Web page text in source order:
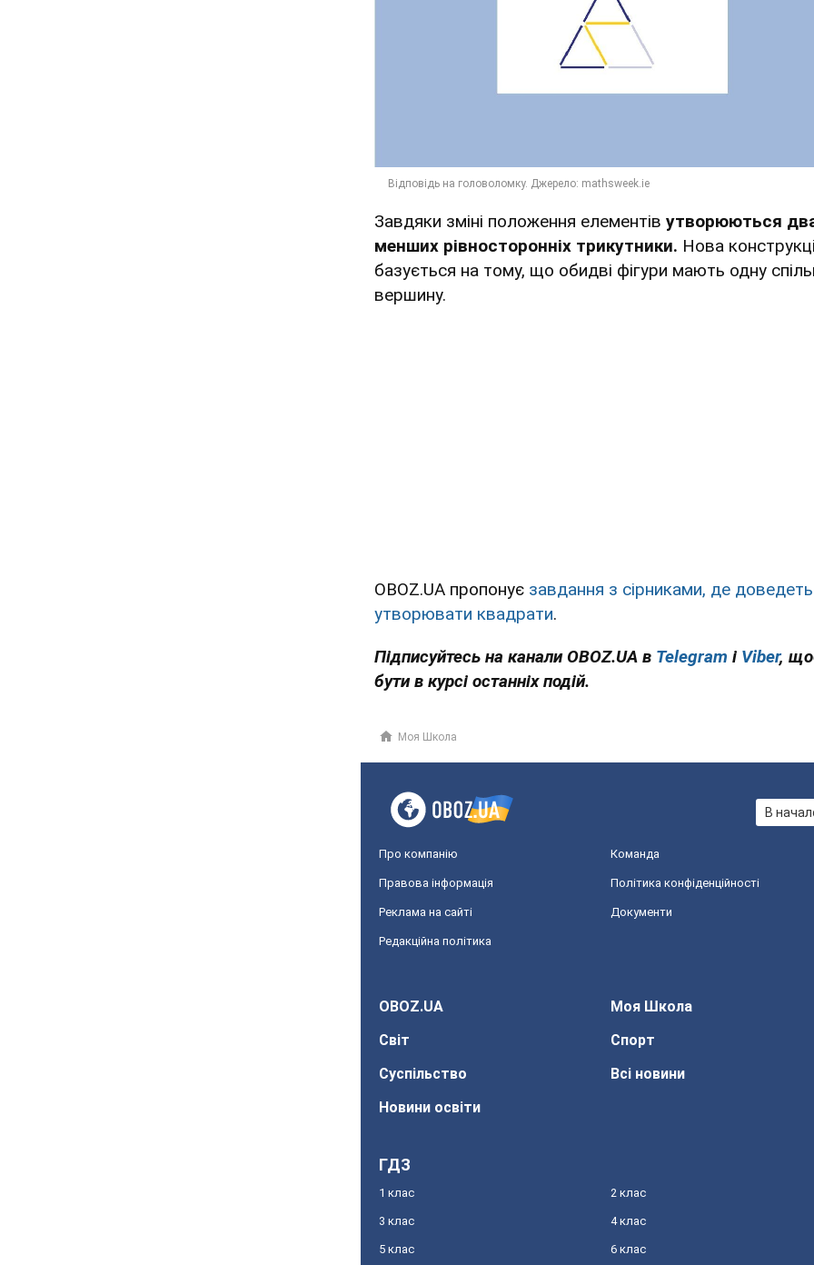
Завдяки зміні положення елементів утворюються
менших рівносторонніх трикутники. Нова
базується на тому, що обидві фігури мають одну
вершину.
OBOZ.UA пропонує завдання з сірниками, де
утворювати квадрати.
Підписуйтесь на канали OBOZ.UA в Telegram і Viber,
бути в курсі останніх подій.
Моя Школа
В
Про компанію Команда
Правова інформація Політика конфіденційності
Реклама на сайті Документи
Редакційна політика
OBOZ.UA
Моя Школа
Світ
Спорт
Суспільство
Всі новини
Новини освіти
ГДЗ
1 клас 2 клас
3 клас 4 клас
5 клас 6 клас